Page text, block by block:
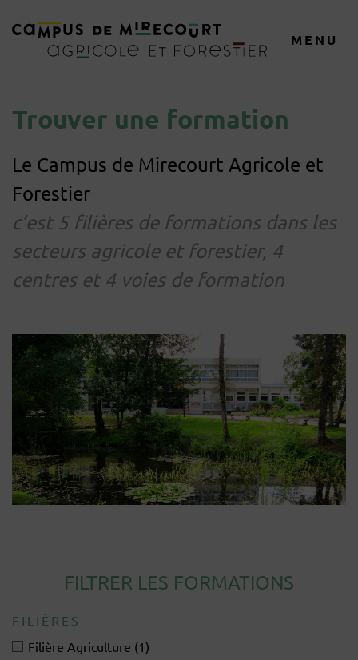
MENU
Trouver une formation
Le Campus de Mirecourt Agricole et
Forestier
c’est 5 filières de formations dans les
secteurs agricole et forestier, 4
centres et 4 voies de formation
FILTRER LES FORMATIONS
FILIÈRES
Filière Agriculture (1)